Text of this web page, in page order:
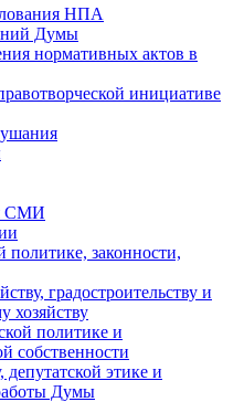
НПА
Думы
нормативных актов в
инициативе
СМИ
политике, законности,
градостроительству и
хозяйству
политике и
собственности
депутатской этике и
Думы